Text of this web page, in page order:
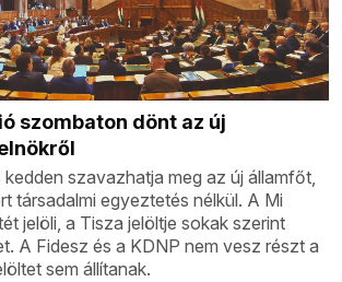
szombaton dönt az új
szavazhatja meg az új államfőt,
társadalmi egyeztetés nélkül. A Mi
jelöli, a Tisza jelöltje sokak szerint
A Fidesz és a KDNP nem vesz részt a
sem állítanak.